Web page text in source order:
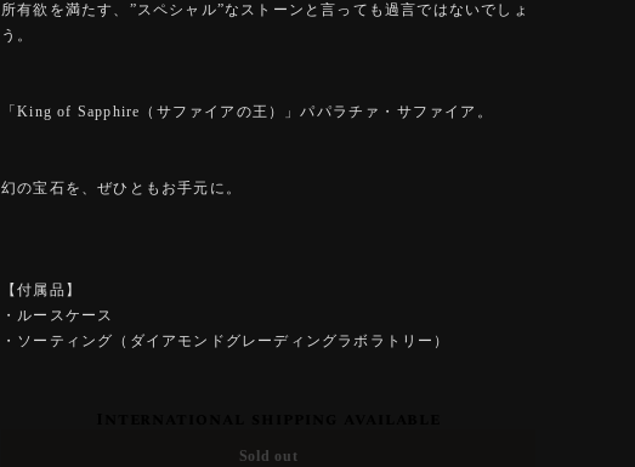
所有欲を満たす、”スペシャル”なストーンと言っても過言ではないでしょ
う。
「King of Sapphire（サファイアの王）」パパラチァ・サファイア。
幻の宝石を、ぜひともお手元に。
【付属品】
・ルースケース
・ソーティング（ダイアモンドグレーディングラボラトリー）
Sold out